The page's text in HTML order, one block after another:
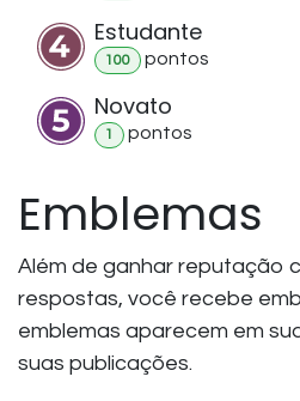
Estudante
100 pontos
Novato
1 pontos
Emblemas
Além de ganhar reputação
respostas, você recebe
emblemas aparecem em
suas publicações.